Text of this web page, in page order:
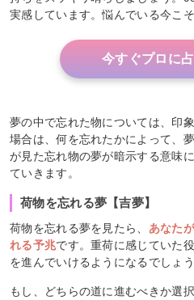
実感しています。悩んでいる今こ
今すぐプロに
夢の中で忘れた物については、印
場合は、何を忘れたかによって、
が見た忘れ物の夢が暗示する意味
ていきます。
荷物を忘れる夢【吉夢】
荷物を忘れる夢を見たら、 あなた
れる予兆です。重荷に感じていた
を進んでいけるようになるでしょう
もし、どちらの道に進むべきか選